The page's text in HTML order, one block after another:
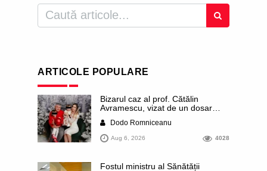
ARTICOLE POPULARE
Bizarul caz al prof. Cătălin
Avramescu, vizat de un dosar
infantilă”. Miroase a execuție
stalinistă. Cea mai imundă parte a
presei publică inclusiv documente
dezvăluite date ultra-personale
Dodo Romniceanu
Aug 6, 2026 4028
Fostul ministru al Sănătății